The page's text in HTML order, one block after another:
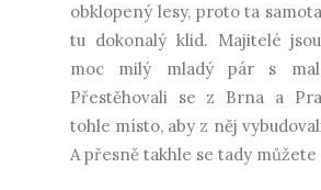
obklopený lesy, proto ta
tu dokonalý klid. Majitelé
moc milý mladý pár s
Přestěhovali se z Brna a
tohle místo, aby z něj
A přesně takhle se tady